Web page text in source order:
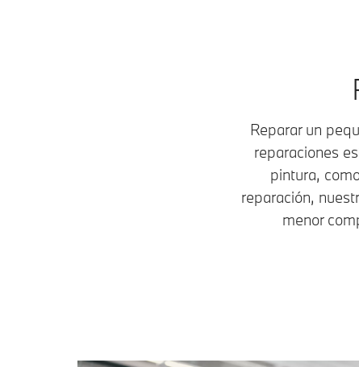
Reparar un
reparaciones
pintura,
reparación,
menor